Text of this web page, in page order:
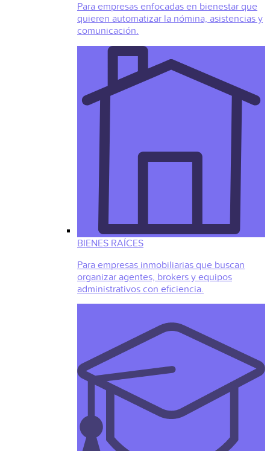
Para empresas enfocadas en bienestar que
quieren automatizar la nómina, asistencias y
comunicación.
BIENES RAÍCES
Para empresas inmobiliarias que buscan
organizar agentes, brokers y equipos
administrativos con eficiencia.